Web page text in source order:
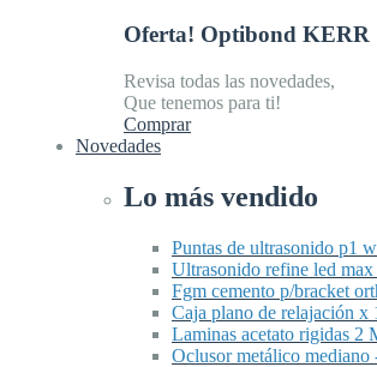
Oferta! Optibond KERR
Revisa todas las novedades,
Que tenemos para ti!
Comprar
Novedades
Lo más vendido
Puntas de ultrasonido p1
Ultrasonido refine led
Fgm cemento p/bracket
Caja plano de relajación x
Laminas acetato rigidas 2
Oclusor metálico mediano